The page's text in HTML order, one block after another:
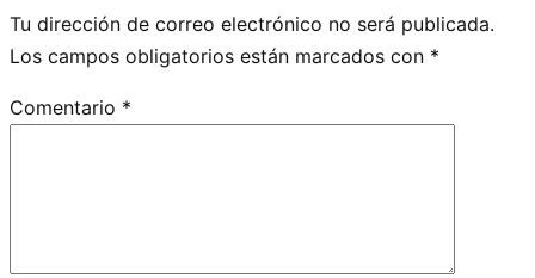
Tu dirección de correo electrónico no será publicada.
Los campos obligatorios están marcados con *
Comentario *